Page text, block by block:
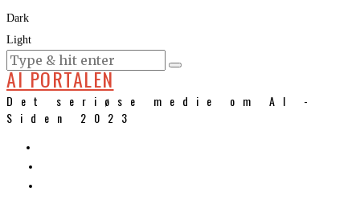
Dark
Light
KURSER
AI PORTALEN
Det seriøse medie om AI -
Siden 2023